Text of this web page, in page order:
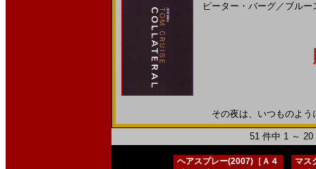
ピーター・バーグ／ ブルー
その夜は、いつものよ
51 件中 1 ～
ヘアスプレー(2007)［Ａ４
マス